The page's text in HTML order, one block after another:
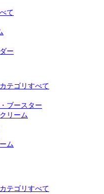
て
ー
テゴリすべて
ブースター
リーム
ム
テゴリすべて